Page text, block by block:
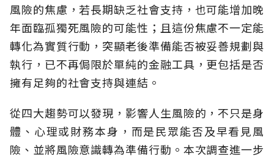
風險的焦慮，若長期缺乏社會支持，也可能增加晚
年面臨孤獨死風險的可能性；且這份焦慮不一定能
轉化為實質行動，突顯老後準備能否被妥善規劃與
執行，已不再侷限於單純的金融工具，更包括是否
擁有足夠的社會支持與連結。
從四大趨勢可以發現，影響人生風險的，不只是身
體、心理或財務本身，而是民眾能否及早看見風
險、並將風險意識轉為準備行動。本次調查進一步